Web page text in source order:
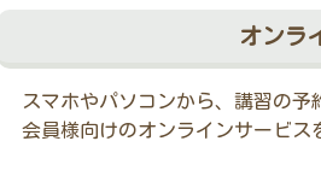
オンラ
スマホやパソコンから、講習の
会員様向けのオンラインサービス